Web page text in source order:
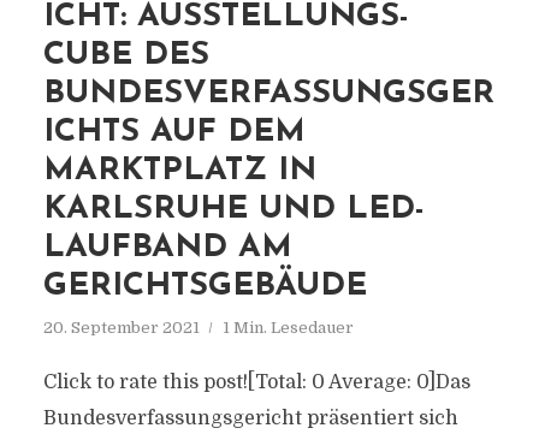
ICHT: AUSSTELLUNGS-
CUBE DES
BUNDESVERFASSUNGSGER
ICHTS AUF DEM
MARKTPLATZ IN
KARLSRUHE UND LED-
LAUFBAND AM
GERICHTSGEBÄUDE
20. September 2021 1 Min. Lesedauer
Click to rate this post![Total: 0 Average: 0]Das
Bundesverfassungsgericht präsentiert sich